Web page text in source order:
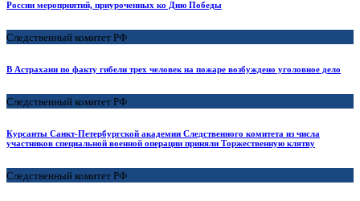
России мероприятий, приуроченных ко Дню Победы
Следственный комитет РФ
В Астрахани по факту гибели трех человек на пожаре возбуждено уголовное дело
Следственный комитет РФ
Курсанты Санкт-Петербургской академии Следственного комитета из числа
участников специальной военной операции приняли Торжественную клятву
Следственный комитет РФ